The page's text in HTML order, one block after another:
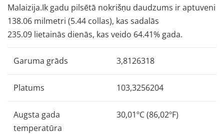
Malaizija.Ik gadu pilsētā nokrišņu daudzums ir aptuveni
138.06 milmetri (5.44 collas), kas sadalās
235.09 lietainās dienās, kas veido 64.41% gada.
Garuma grāds 3,8126318
Platums 103,3256204
Augsta gada
temperatūra
30,01ºC (86,02ºF)